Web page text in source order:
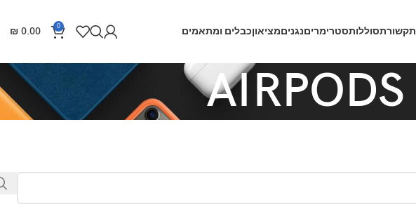
תקשורתסוללותסטרימריםנגניםמציאוןכבלים ומתאמים 0
₪ 0.00